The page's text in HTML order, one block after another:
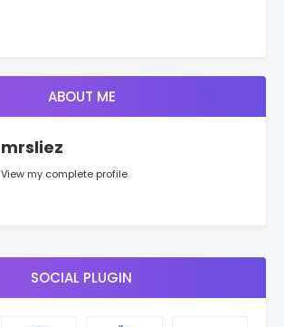
ABOUT ME
mrsliez
View my complete profile
SOCIAL PLUGIN